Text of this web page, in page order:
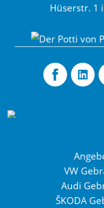
Hüserstr. 1
VW
Audi
ŠKODA